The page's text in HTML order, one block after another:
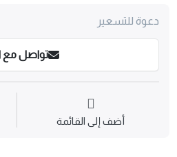
دعوة للتسعير
تواصل مع
أضف إلى القائمة